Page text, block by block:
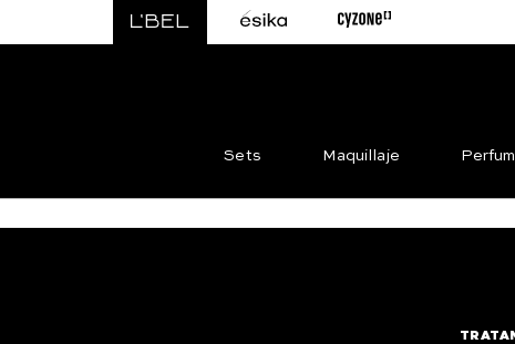
Sets Maquillaje